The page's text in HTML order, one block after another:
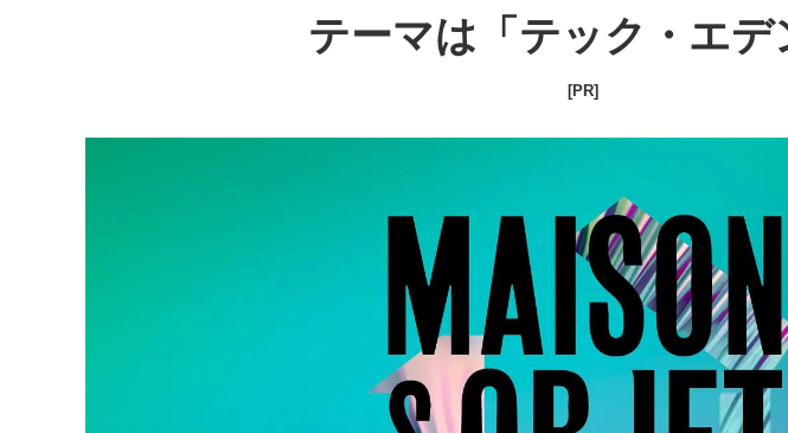
テーマは「テック・エデ
[PR]